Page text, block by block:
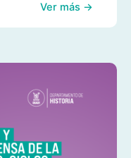
Ver más →